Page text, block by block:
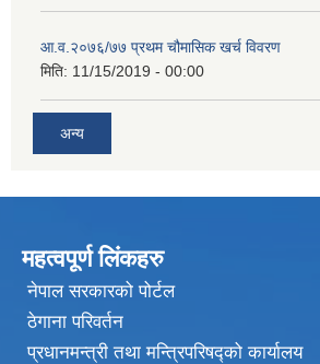
आ.व.२०७६/७७ प्रथम चौमासिक खर्च विवरण
मिति: 11/15/2019 - 00:00
अन्य
महत्वपूर्ण लिंकहरु
नेपाल सरकारको पोर्टल
ठेगाना परिवर्तन
प्रधानमन्त्री तथा मन्त्रिपरिषद्को कार्यालय